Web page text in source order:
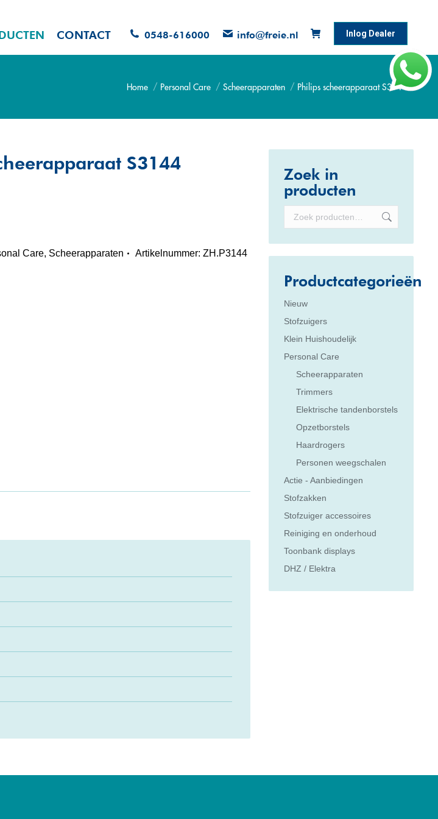
CONTACT 0548-616000 info@freie.nl Inlog Dealer
Je bent hier:
Home Personal Care Scheerapparaten Philips scheerapparaat S3144
S3144
Care, Scheerapparaten Artikelnummer:ZH.P3144
Zoek in
producten
Productcategorieën
Nieuw
Stofzuigers
Klein Huishoudelijk
Personal Care
Scheerapparaten
Trimmers
Elektrische tandenborstels
Opzetborstels
Haardrogers
Personen weegschalen
Actie - Aanbiedingen
Stofzakken
Stofzuiger accessoires
Reiniging en onderhoud
Toonbank displays
DHZ / Elektra